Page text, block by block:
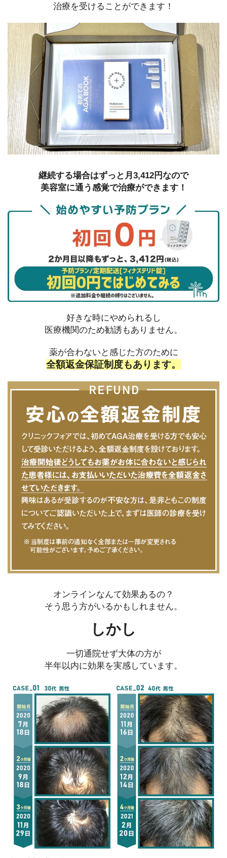
治療を受けることができます！
継続する場合はずっと月3,412円なので
美容室に通う感覚で治療ができます！
好きな時にやめられるし
医療機関のため勧誘もありません。
薬が合わないと感じた方のために
全額返金保証制度もあります。
オンラインなんて効果あるの？
そう思う方がいるかもしれません。
しかし
一切通院せず大体の方が
半年以内に効果を実感しています。